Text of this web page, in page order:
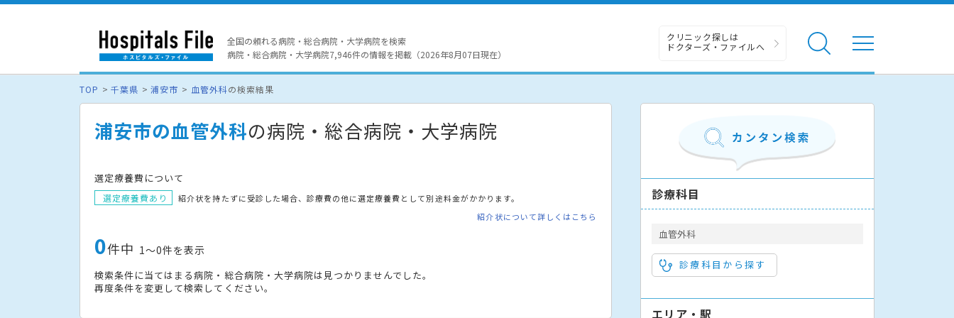
全国の頼れる病院・総合病院・大学病院を検索
病院・総合病院・大学病院7,946件の情報を掲載（2026年8月07日現在）
クリニック探しは
ドクターズ・ファイルへ
TOP 千葉県 浦安市 血管外科の検索結果
浦安市の血管外科の病院・総合病院・大学病院
選定療養費について
選定療養費あり
紹介状を持たずに受診した場合、診療費の他に選定療養費として別途料金がかかります。
紹介状について詳しくはこちら
0件中 1〜0件を表示
検索条件に当てはまる病院・総合病院・大学病院は見つかりませんでした。
再度条件を変更して検索してください。
診療科目
血管外科
診療科目から探す
エリア・駅